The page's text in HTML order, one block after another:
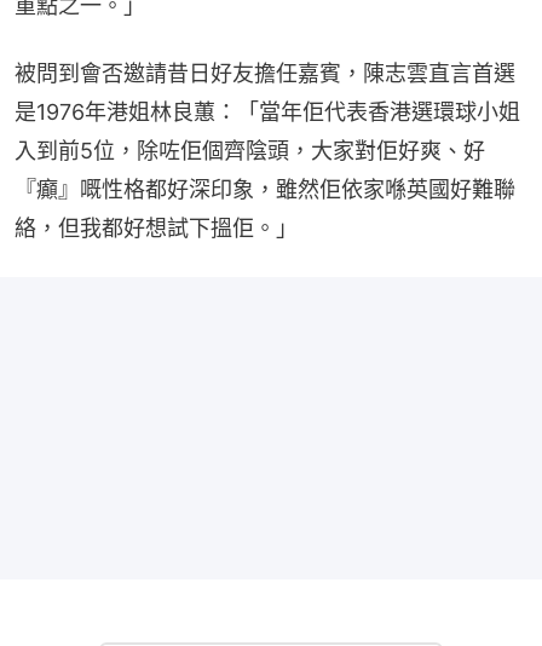
重點之一。」
被問到會否邀請昔日好友擔任嘉賓，陳志雲直言首選
是1976年港姐林良蕙：「當年佢代表香港選環球小姐
入到前5位，除咗佢個齊陰頭，大家對佢好爽、好
『癲』嘅性格都好深印象，雖然佢依家喺英國好難聯
絡，但我都好想試下搵佢。」